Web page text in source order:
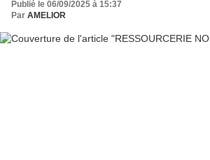
Publié le 06/09/2025 à 15:37
Par AMELIOR